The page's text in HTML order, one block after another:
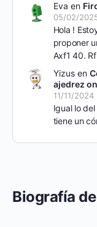
Biografía
Eva en
05/02/
Hola !
proponer
Axf1 40.
Yizusen
ajedrez
11/11/2024
Igual lo
tiene un